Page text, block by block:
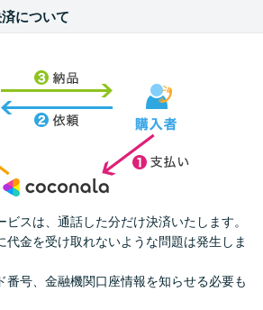
した場合は、ココナラアプリをダウンロ
けください。
再度通話ボタンを押してください。
した場合は通話料が発生します。通話料に
について
スは、通話した分だけ決済いたします。
代金を受け取れないような問題は発生しま
番号、金融機関口座情報を知らせる必要も